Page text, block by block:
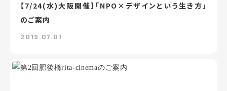
【7/24(水)大阪開催】「NPO×デザインという生き方」
のご案内
2019.07.01